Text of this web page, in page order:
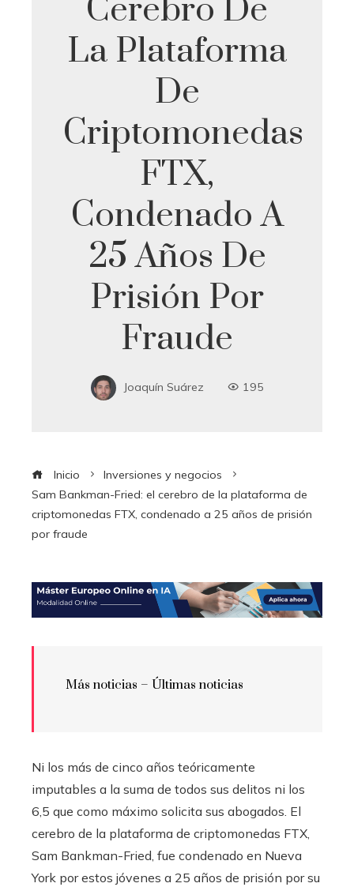
Cerebro De
La Plataforma
De
Criptomonedas
FTX,
Condenado A
25 Años De
Prisión Por
Fraude
Joaquín Suárez 195
Inicio
Inversiones y negocios
Sam Bankman-Fried: el cerebro de la plataforma de
criptomonedas FTX, condenado a 25 años de prisión
por fraude
Más noticias – Últimas noticias
Ni los más de cinco años teóricamente
imputables a la suma de todos sus delitos ni los
6,5 que como máximo solicita sus abogados. El
cerebro de la plataforma de criptomonedas FTX,
Sam Bankman-Fried, fue condenado en Nueva
York por estos jóvenes a 25 años de prisión por su